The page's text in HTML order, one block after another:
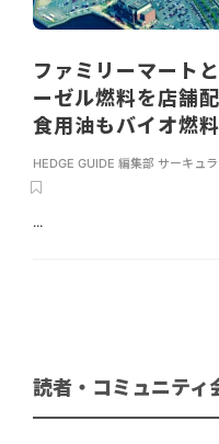
ファミリーマート
ーゼル燃料を店舗
食用油もバイオ燃
HEDGE GUIDE 編集部 サーキュ
...
読者・コミュニティ